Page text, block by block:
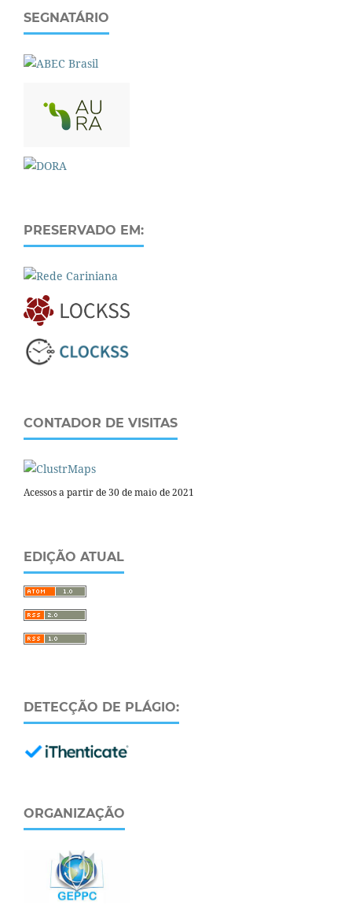
SEGNATÁRIO
PRESERVADO EM:
CONTADOR DE VISITAS
Acessos a partir de 30 de maio de 2021
EDIÇÃO ATUAL
DETECÇÃO DE PLÁGIO:
ORGANIZAÇÃO